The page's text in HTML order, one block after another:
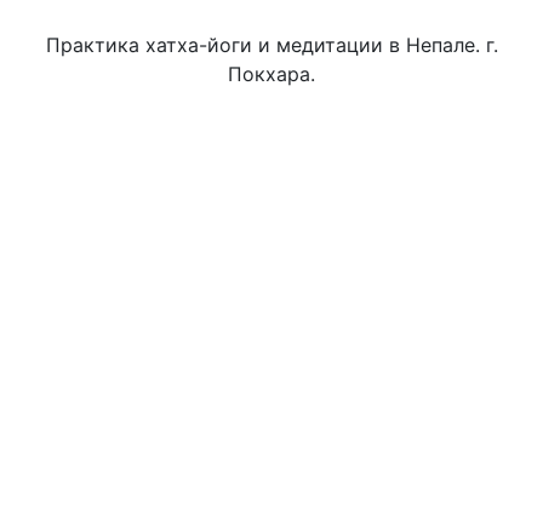
Практика хатха-йоги и медитации в Непале. г.
Покхара.